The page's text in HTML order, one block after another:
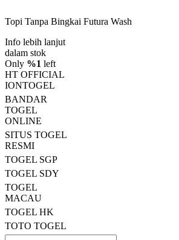
bintang,
rating
rata-
rata.
Read
13
Reviews.
Tautan
halaman
yang
sama.
Topi Tanpa Bingkai Futura Wash
Info lebih lanjut
dalam stok
Only %1 left
HT OFFICIAL
IONTOGEL
BANDAR
TOGEL
ONLINE
SITUS TOGEL
RESMI
TOGEL SGP
TOGEL SDY
TOGEL
MACAU
TOGEL HK
TOTO TOGEL